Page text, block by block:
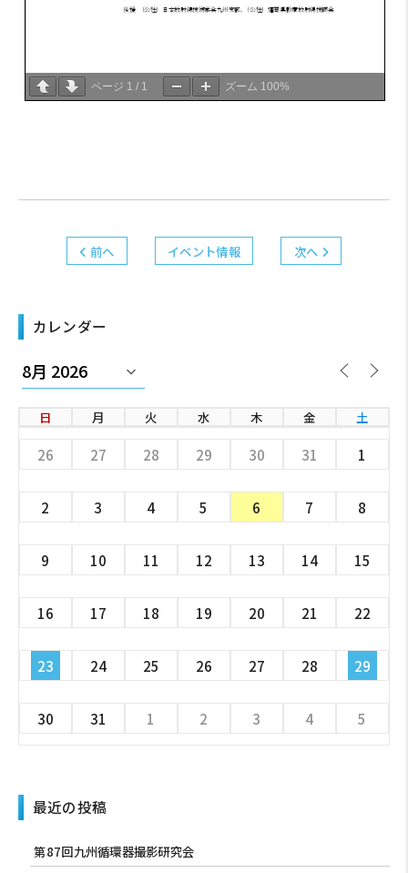
ページ 1 / 1 ズーム 100%
前へ イベント情報 次へ
カレンダー
日 月 火 水 木 金 土
26 27 28 29 30 31 1
2 3 4 5 6 7 8
9 10 11 12 13 14 15
16 17 18 19 20 21 22
23 24 25 26 27 28 29
30 31 1 2 3 4 5
最近の投稿
第87回九州循環器撮影研究会